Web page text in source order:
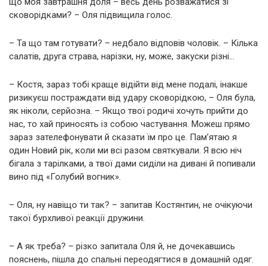
сковорідками? – Оля підвищила голос.
– Та що там готувати? – недбало відповів чоловік. – Кілька
салатів, друга страва, нарізки, ну, може, закуски різні…
– Костя, зараз тобі краще відійти від мене подалі, інакше
ризикуєш постраждати від удару сковорідкою, – Оля була,
як ніколи, серйозна. – Якщо твої родичі хочуть прийти до
нас, то хай приносять із собою частування. Можеш прямо
зараз зателефонувати й сказати їм про це. Пам’ятаю я
один Новий рік, коли ми всі разом святкували. Я всю ніч
бігала з тарілками, а твої дами сиділи на дивані й попивали
вино під «Голубий вогник».
– Оля, ну навіщо ти так? – запитав Костянтин, не очікуючи
такої бурхливої реакції дружини.
– А як треба? – різко запитала Оля й, не дочекавшись
пояснень, пішла до спальні переодягтися в домашній одяг.